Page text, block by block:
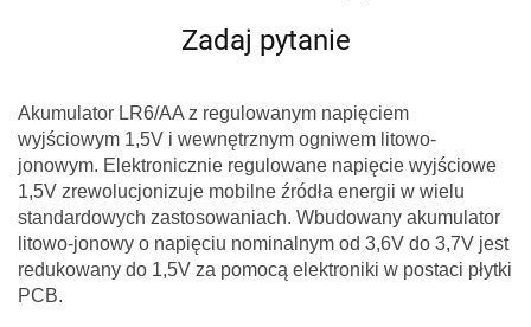
Zadaj pytanie
Akumulator LR6/AA z regulowanym napięciem
wyjściowym 1,5V i wewnętrznym ogniwem litowo-
jonowym. Elektronicznie regulowane napięcie wyjściowe
1,5V zrewolucjonizuje mobilne źródła energii w wielu
standardowych zastosowaniach. Wbudowany akumulator
litowo-jonowy o napięciu nominalnym od 3,6V do 3,7V jest
redukowany do 1,5V za pomocą elektroniki w postaci płytki
PCB.